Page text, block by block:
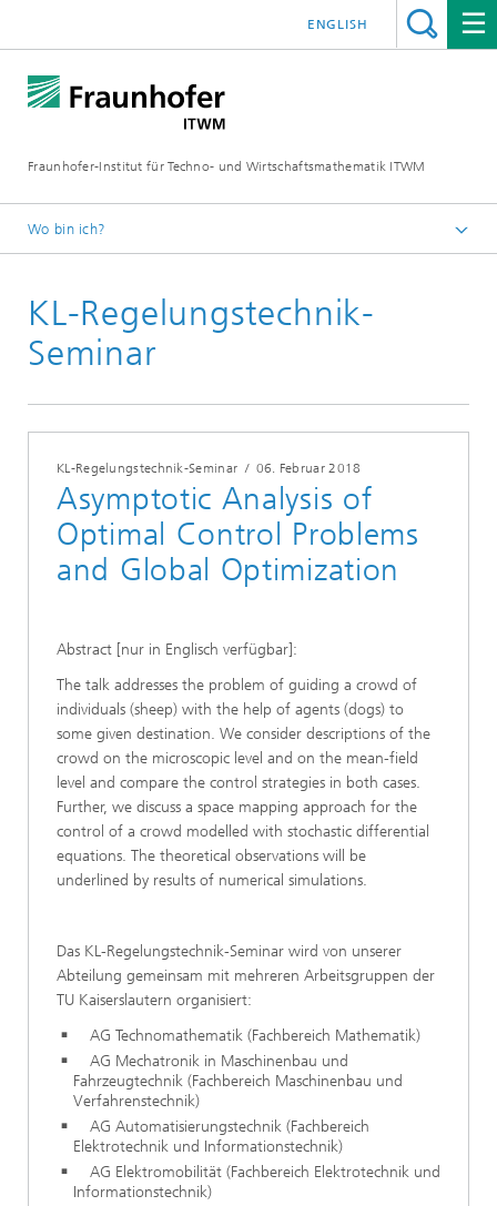
Fraunhofer-Institut für Techno- und Wirtschaftsmathematik ITWM
ENGLISH
Wo bin ich?
Messen|Veranstaltungen
KL-Regelungstechnik-
Seminar
KL-Regelungstechnik-Seminar / 06. Februar 2018
Asymptotic Analysis of
Optimal Control Problems
and Global Optimization
Abstract [nur in Englisch verfügbar]:
The talk addresses the problem of guiding a crowd of
individuals (sheep) with the help of agents (dogs) to
some given destination. We consider descriptions of the
crowd on the microscopic level and on the mean-field
level and compare the control strategies in both cases.
Further, we discuss a space mapping approach for the
control of a crowd modelled with stochastic differential
equations. The theoretical observations will be
underlined by results of numerical simulations.
Das KL-Regelungstechnik-Seminar wird von unserer
Abteilung gemeinsam mit mehreren Arbeitsgruppen der
TU Kaiserslautern organisiert:
AG Technomathematik (Fachbereich Mathematik)
AG Mechatronik in Maschinenbau und
Fahrzeugtechnik (Fachbereich Maschinenbau und
Verfahrenstechnik)
AG Automatisierungstechnik (Fachbereich
Elektrotechnik und Informationstechnik)
AG Elektromobilität (Fachbereich Elektrotechnik und
Informationstechnik)